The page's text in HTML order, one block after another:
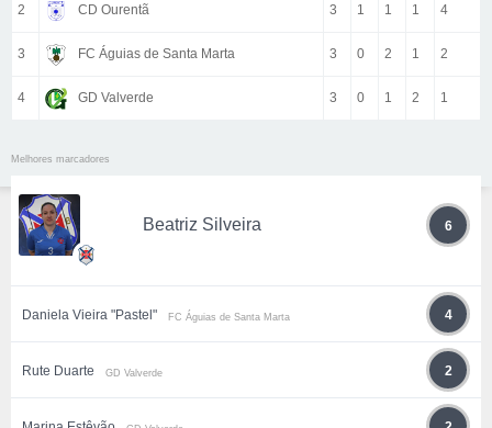
2 CD Ourentã 3 1 1 1 4
3 FC Águias de Santa Marta 3 0 2 1 2
4 GD Valverde 3 0 1 2 1
Melhores marcadores
Beatriz Silveira 6
Daniela Vieira "Pastel" FC Águias de Santa Marta 4
Rute Duarte GD Valverde 2